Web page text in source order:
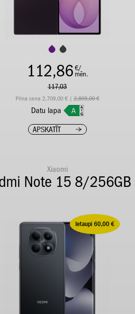
112,86 €/
mēn.
117,03
Pilna cena 2,709,00 € |2,809,00 €
Datu lapa
APSKATĪT
Xiaomi
Note 15 8/256GB
Ietaupi 60,00 €